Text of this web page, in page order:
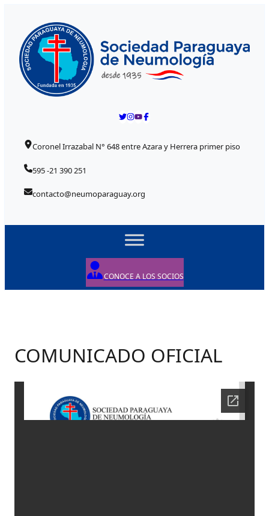
Coronel Irrazabal N° 648 entre Azara y Herrera primer piso
595 -21 390 251
contacto@neumoparaguay.org
CONOCE A LOS SOCIOS
COMUNICADO OFICIAL